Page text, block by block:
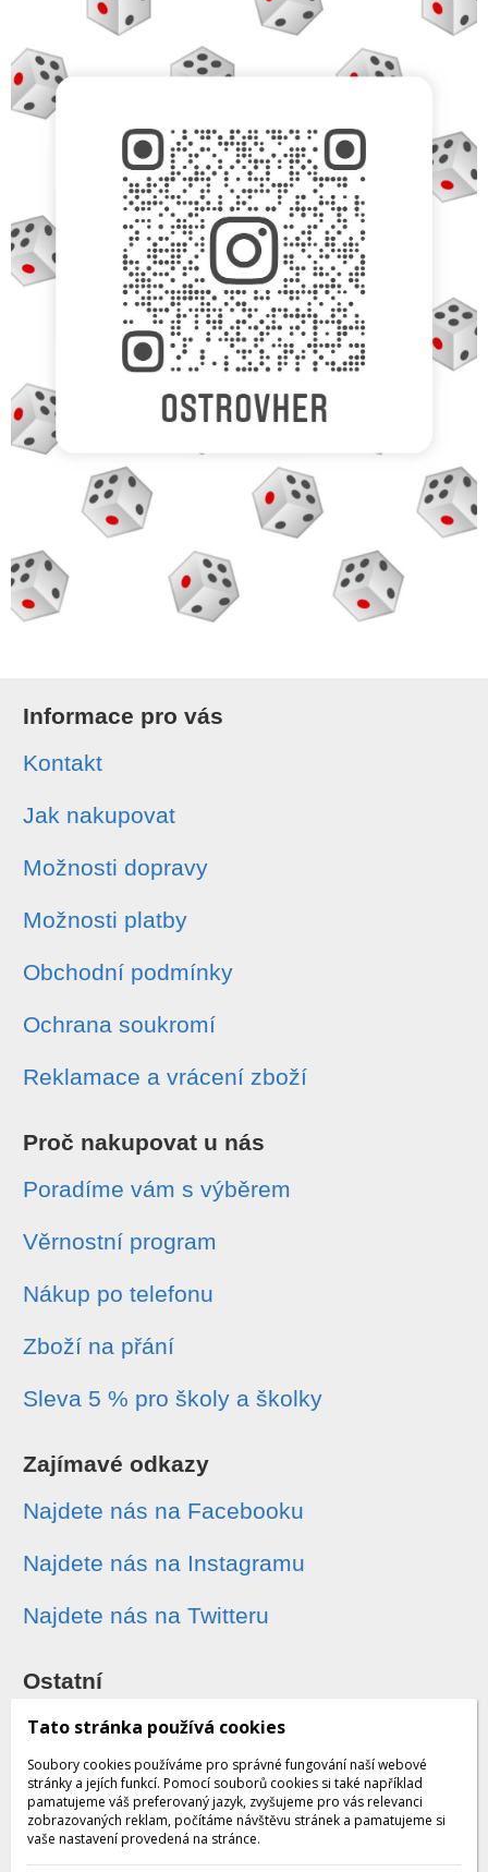
Informace pro vás
Kontakt
Jak nakupovat
Možnosti dopravy
Možnosti platby
Obchodní podmínky
Ochrana soukromí
Reklamace a vrácení zboží
Proč nakupovat u nás
Poradíme vám s výběrem
Věrnostní program
Nákup po telefonu
Zboží na přání
Sleva 5 % pro školy a školky
Zajímavé odkazy
Najdete nás na Facebooku
Najdete nás na Instagramu
Najdete nás na Twitteru
Ostatní
Sledování zásilek
Dárkové poukazy
Obchodní podmínky - archiv
Tato stránka používá cookies
Soubory cookies používáme pro správné fungování naší webové
stránky a jejích funkcí. Pomocí souborů cookies si také například
pamatujeme váš preferovaný jazyk, zvyšujeme pro vás relevanci
zobrazovaných reklam, počítáme návštěvu stránek a pamatujeme si
vaše nastavení provedená na stránce.